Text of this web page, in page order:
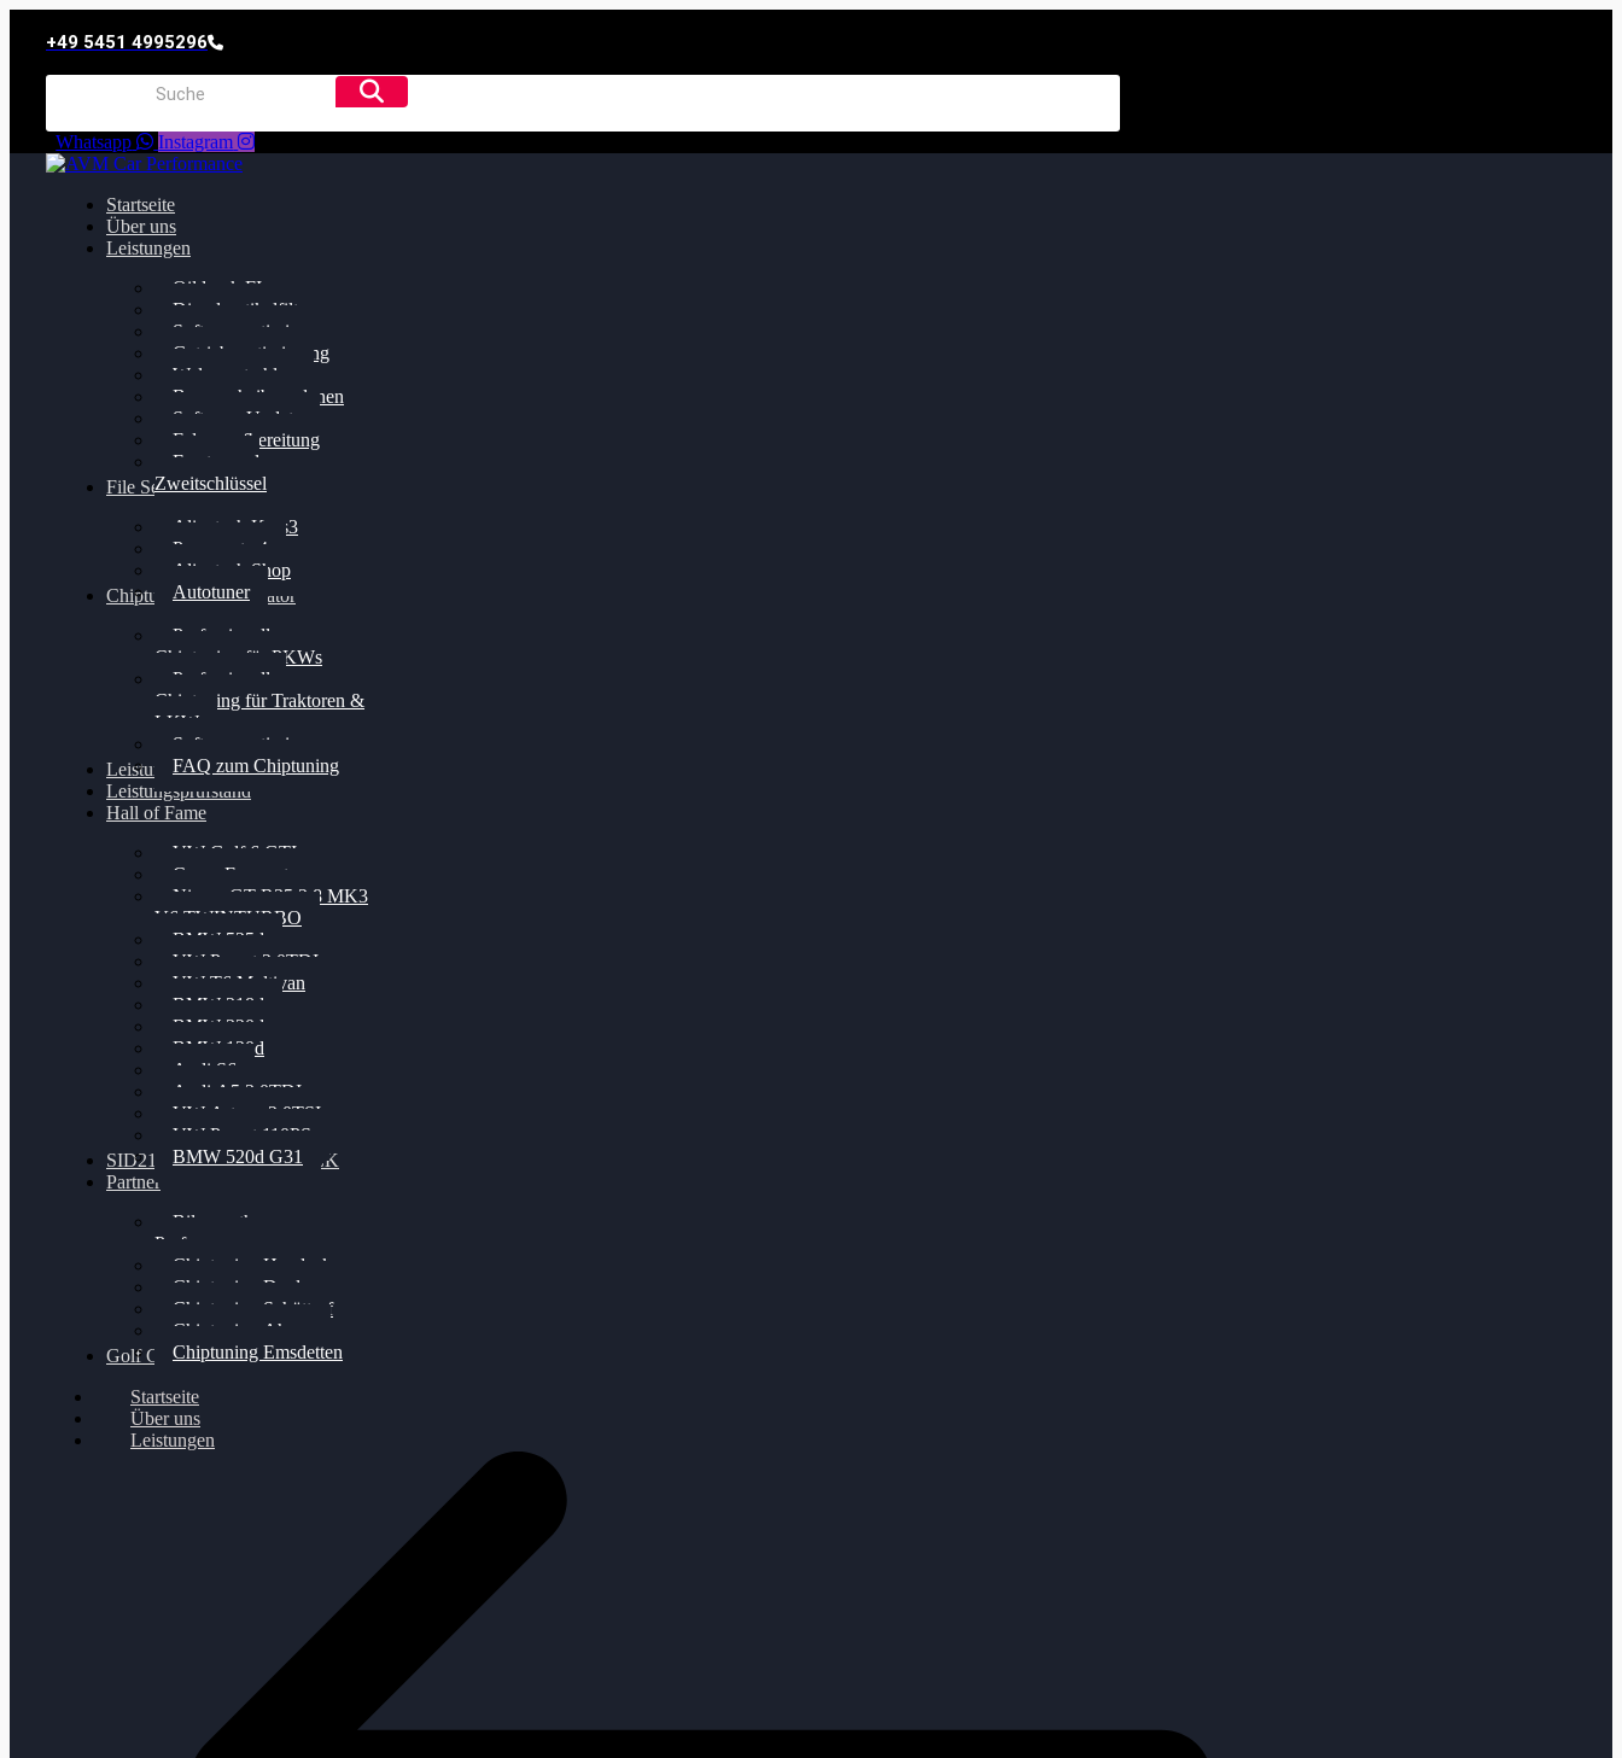
+49 5451 4995296
Whatsapp Instagram
Startseite
Über uns
Leistungen
Oildruck FIx
Dieselpartikelfilter
Softwareoptimierung
Getriebeoptimierung
Walnussstrahlen
Bremsscheiben planen
Software Update
Felgenaufbereitung
Ersatz- und
Zweitschlüssel
File Service
Alientech Kess3
Powergate 4
Alientech Shop
Autotuner
Chiptuning Konfigurator
Professionelles
Chiptuning für PKWs
Professionelles
Chiptuning für Traktoren &
LKW
Softwareoptimierung
FAQ zum Chiptuning
Leistungsmessung
Leistungsprüfstand
Hall of Fame
VW Golf 6 GTI
Cupra Formentor
Nissan GT-R35 3.8 MK3
V6 TWINTURBO
BMW 525d
VW Passat 2.0TDI
VW T6 Multivan
BMW 318d
BMW 320d
BMW 120d
Audi S6
Audi A5 3.0TDI
VW Arteon 2.0TSI
VW Passat 110PS
BMW 520d G31
SID212 / 212EVO UNLOCK
Partner
Bilgenroth
Performance
Chiptuning Herzlacke
Chiptuning Duelmen
Chiptuning Schüttorf
Chiptuning Ahaus
Chiptuning Emsdetten
Golf Gewinnspiel
Startseite
Über uns
Leistungen